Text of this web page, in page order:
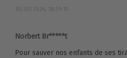
10/05/2026, 18:29:15
Norbert Br*****t
Pour sauver nos enfants de ses